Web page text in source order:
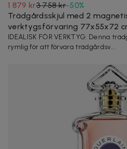
1 879 kr3 758 kr-50%
Trädgårdsskjul med 2
verktygsförvaring 77x55x72
IDEALISK FÖR VERKTYG: Denna
rymlig för att förvara trädgårdsv...